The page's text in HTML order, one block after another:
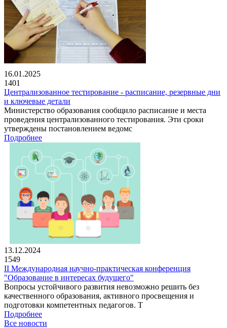
16.01.2025
1401
Централизованное тестирование - расписание, резервные дни
и ключевые детали
Министерство образования сообщило расписание и места
проведения централизованного тестирования. Эти сроки
утверждены постановлением ведомс
Подробнее
13.12.2024
1549
II Международная научно-практическая конференция
"Образование в интересах будущего"
Вопросы устойчивого развития невозможно решить без
качественного образования, активного просвещения и
подготовки компетентных педагогов. Т
Подробнее
Все новости